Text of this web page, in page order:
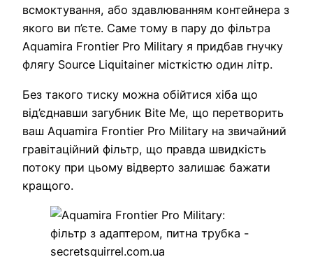
всмоктування, або здавлюванням контейнера з
якого ви п’єте. Саме тому в пару до фільтра
Aquamira Frontier Pro Military я придбав гнучку
флягу Source Liquitainer місткістю один літр.
Без такого тиску можна обійтися хіба що
від’єднавши загубник Bite Me, що перетворить
ваш Aquamira Frontier Pro Military на звичайний
гравітаційний фільтр, що правда швидкість
потоку при цьому відверто залишає бажати
кращого.